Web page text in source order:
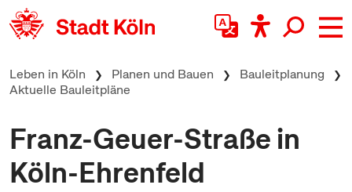
zum Inhalt springen
Leben in Köln Planen und Bauen
Bauleitplanung
Aktuelle Bauleitpläne
Franz-Geuer-Straße in
Köln-Ehrenfeld